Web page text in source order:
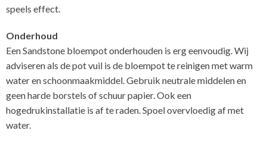
speels effect.
Onderhoud
Een Sandstone bloempot onderhouden is erg eenvoudig. Wij
adviseren als de pot vuil is de bloempot te reinigen met warm
water en schoonmaakmiddel. Gebruik neutrale middelen en
geen harde borstels of schuur papier. Ook een
hogedrukinstallatie is af te raden. Spoel overvloedig af met
water.